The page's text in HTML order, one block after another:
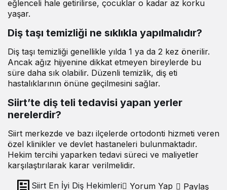
eğlenceli hale getirilirse, çocuklar o kadar az korku
yaşar.
Diş taşı temizliği ne sıklıkla yapılmalıdır?
Diş taşı temizliği genellikle yılda 1 ya da 2 kez önerilir.
Ancak ağız hijyenine dikkat etmeyen bireylerde bu
süre daha sık olabilir. Düzenli temizlik, diş eti
hastalıklarının önüne geçilmesini sağlar.
Siirt’te diş teli tedavisi yapan yerler
nerelerdir?
Siirt merkezde ve bazı ilçelerde ortodonti hizmeti veren
özel klinikler ve devlet hastaneleri bulunmaktadır.
Hekim tercihi yaparken tedavi süreci ve maliyetler
karşılaştırılarak karar verilmelidir.
Siirt En İyi Diş Hekimleri Yorum Yap
Paylaş